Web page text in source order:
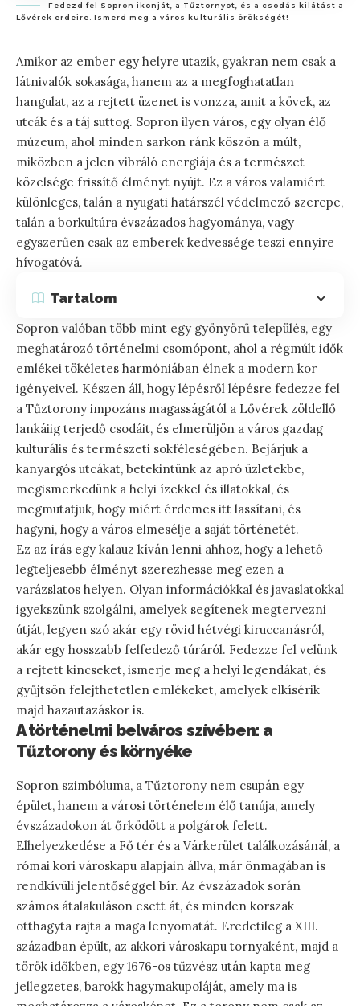
Fedezd fel Sopron ikonját, a Tűztornyot, és a csodás kilátást a
Lővérek erdeire. Ismerd meg a város kulturális örökségét!
Amikor az ember egy helyre utazik, gyakran nem csak a
látnivalók sokasága, hanem az a megfoghatatlan
hangulat, az a rejtett üzenet is vonzza, amit a kövek, az
utcák és a táj suttog. Sopron ilyen város, egy olyan élő
múzeum, ahol minden sarkon ránk köszön a múlt,
miközben a jelen vibráló energiája és a természet
közelsége frissítő élményt nyújt. Ez a város valamiért
különleges, talán a nyugati határszél védelmező szerepe,
talán a borkultúra évszázados hagyománya, vagy
egyszerűen csak az emberek kedvessége teszi ennyire
hívogatóvá.
Tartalom
Sopron valóban több mint egy gyönyörű település, egy
meghatározó történelmi csomópont, ahol a régmúlt idők
emlékei tökéletes harmóniában élnek a modern kor
igényeivel. Készen áll, hogy lépésről lépésre fedezze fel
a Tűztorony impozáns magasságától a Lővérek zöldellő
lankáiig terjedő csodáit, és elmerüljön a város gazdag
kulturális és természeti sokféleségében. Bejárjuk a
kanyargós utcákat, betekintünk az apró üzletekbe,
megismerkedünk a helyi ízekkel és illatokkal, és
megmutatjuk, hogy miért érdemes itt lassítani, és
hagyni, hogy a város elmesélje a saját történetét.
Ez az írás egy kalauz kíván lenni ahhoz, hogy a lehető
legteljesebb élményt szerezhesse meg ezen a
varázslatos helyen. Olyan információkkal és javaslatokkal
igyekszünk szolgálni, amelyek segítenek megtervezni
útját, legyen szó akár egy rövid hétvégi kiruccanásról,
akár egy hosszabb felfedező túráról. Fedezze fel velünk
a rejtett kincseket, ismerje meg a helyi legendákat, és
gyűjtsön felejthetetlen emlékeket, amelyek elkísérik
majd hazautazáskor is.
A történelmi belváros szívében: a
Tűztorony és környéke
Sopron szimbóluma, a Tűztorony nem csupán egy
épület, hanem a városi történelem élő tanúja, amely
évszázadokon át őrködött a polgárok felett.
Elhelyezkedése a Fő tér és a Várkerület találkozásánál, a
római kori városkapu alapjain állva, már önmagában is
rendkívüli jelentőséggel bír. Az évszázadok során
számos átalakuláson esett át, és minden korszak
otthagyta rajta a maga lenyomatát. Eredetileg a XIII.
században épült, az akkori városkapu tornyaként, majd a
török időkben, egy 1676-os tűzvész után kapta meg
jellegzetes, barokk hagymakupoláját, amely ma is